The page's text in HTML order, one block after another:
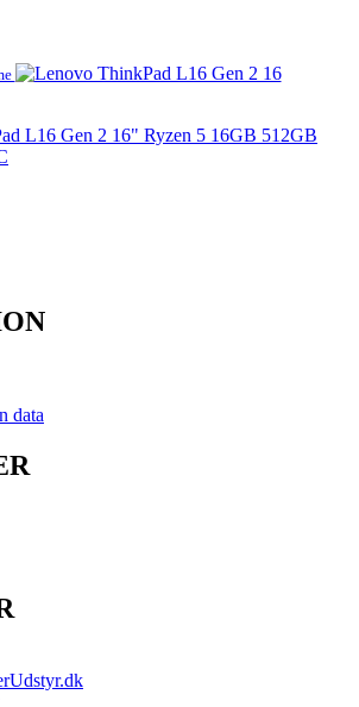
L16 Gen 2 16" Ryzen 5 16GB 512GB
data